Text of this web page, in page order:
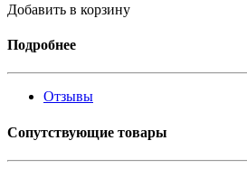
Добавить в корзину
Подробнее
Отзывы
Сопутствующие товары